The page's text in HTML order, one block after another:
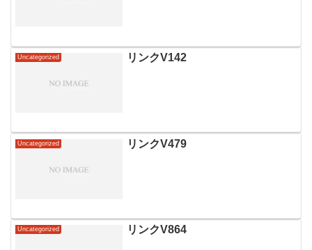
Uncategorized リンクV142
Uncategorized リンクV479
Uncategorized リンクV864